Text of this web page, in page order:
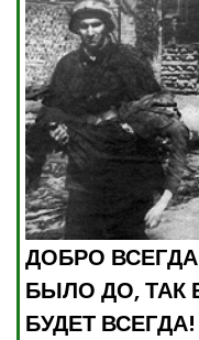
ДОБРО
БЫЛО ДО, ТАК
БУДЕТ ВСЕГДА!